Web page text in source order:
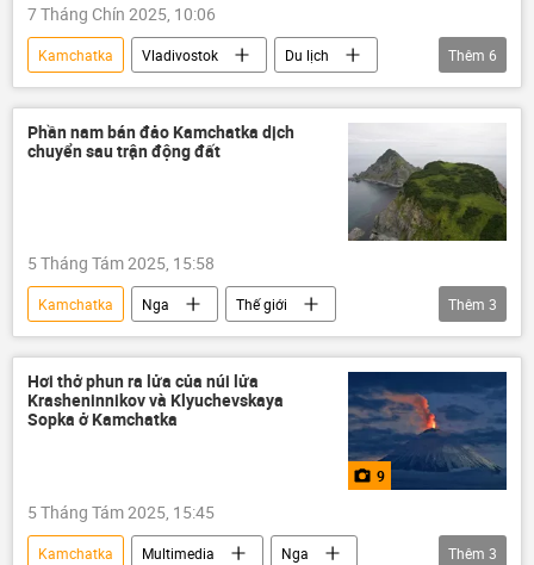
7 Tháng Chín 2025, 10:06
Kamchatka Vladivostok
Du lịch
Viễn Đông
Siberia
Thế giới
Diễn đàn Kinh tế phương Đông 2025
Matxcơva
St. Petersburg
Thêm 6
Phần nam bán đảo Kamchatka dịch
chuyển sau trận động đất
5 Tháng Tám 2025, 15:58
Kamchatka Nga
Thế giới
trận động đất
Viện Hàn lâm Khoa học Nga
thiên tai
Thêm 3
Hơi thở phun ra lửa của núi lửa
Krasheninnikov và Klyuchevskaya
Sopka ở Kamchatka
9
5 Tháng Tám 2025, 15:45
Kamchatka Multimedia
Nga
Thêm 3